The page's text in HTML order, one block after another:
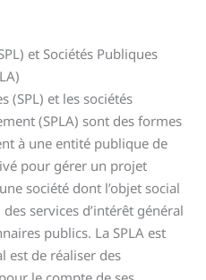
et Sociétés Publiques
(SPL) et les sociétés
(SPLA) sont des formes
à une entité publique de
pour gérer un projet
société dont l’objet social
services d’intérêt général
publics. La SPLA est
est de réaliser des